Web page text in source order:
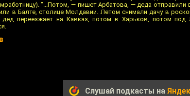
"...Потом, — пишет Арбатова, — деда
в Балте, столице Молдавии. Летом снимали дачу в
дед переезжает на Кавказ, потом в Харьков, потом
Слушай подкасты на